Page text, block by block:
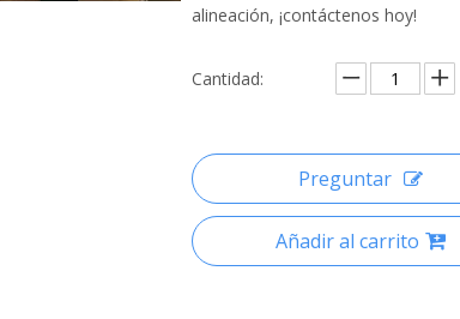
alineación, ¡contáctenos hoy!
Cantidad:
Preguntar
Añadir al carrito